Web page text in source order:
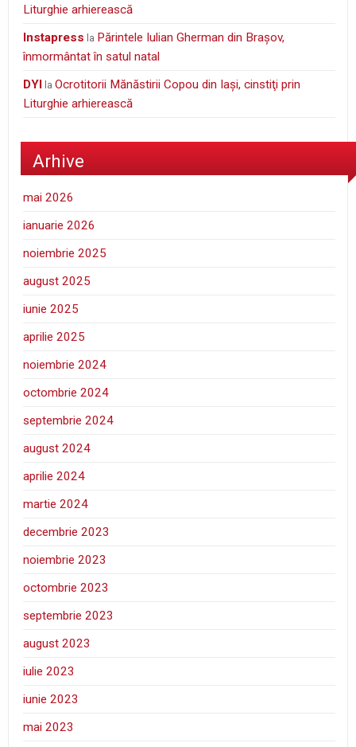
Liturghie arhierească
Instapress la Părintele Iulian Gherman din Braşov,
înmormântat în satul natal
DYI laOcrotitorii Mănăstirii Copou din Iaşi, cinstiţi prin
Liturghie arhierească
Arhive
mai 2026
ianuarie 2026
noiembrie 2025
august 2025
iunie 2025
aprilie 2025
noiembrie 2024
octombrie 2024
septembrie 2024
august 2024
aprilie 2024
martie 2024
decembrie 2023
noiembrie 2023
octombrie 2023
septembrie 2023
august 2023
iulie 2023
iunie 2023
mai 2023